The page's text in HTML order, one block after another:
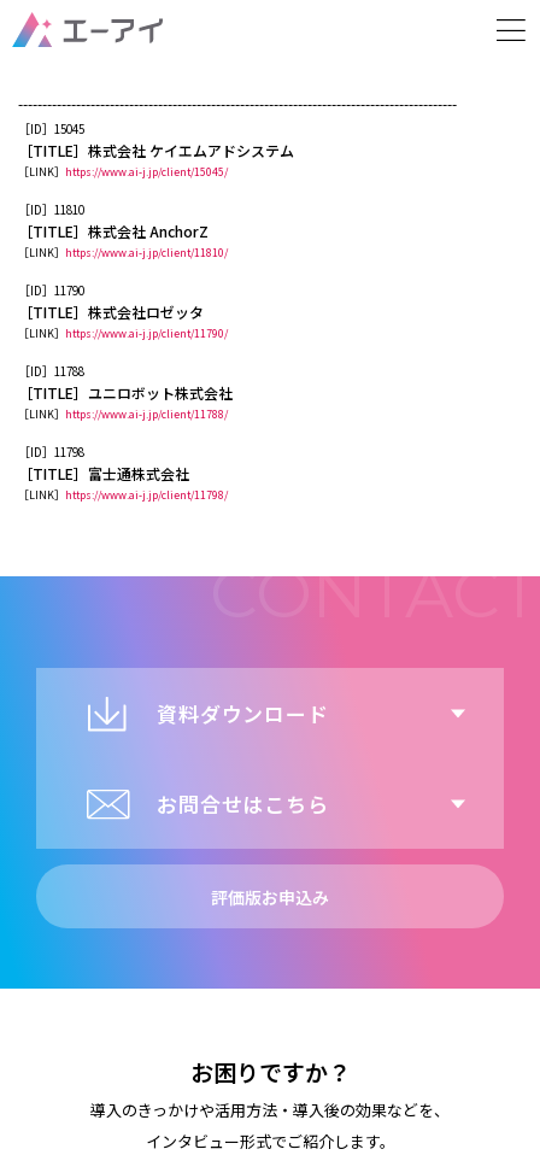
-------------------------------------------------------------------------------------------
［ID］15045
［TITLE］株式会社 ケイエムアドシステム
［LINK］ https://www.ai-j.jp/client/15045/
［ID］11810
［TITLE］株式会社 AnchorZ
［LINK］ https://www.ai-j.jp/client/11810/
［ID］11790
［TITLE］株式会社ロゼッタ
［LINK］ https://www.ai-j.jp/client/11790/
［ID］11788
［TITLE］ユニロボット株式会社
［LINK］ https://www.ai-j.jp/client/11788/
［ID］11798
［TITLE］富士通株式会社
［LINK］ https://www.ai-j.jp/client/11798/
資料ダウンロード
お問合せはこちら
評価版お申込み
お困りですか？
導入のきっかけや活用方法・導入後の効果などを、
インタビュー形式でご紹介します。